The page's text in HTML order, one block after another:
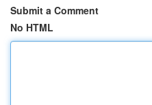
Submit a Comment
No HTML